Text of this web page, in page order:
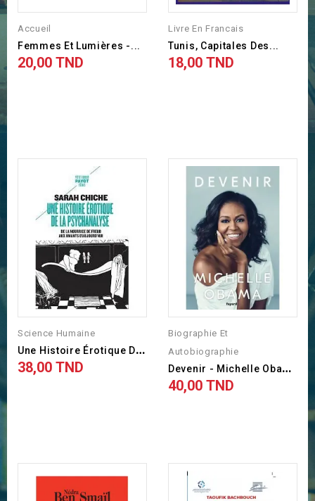
Accueil
Femmes Et Lumières -...
Prix
20,00 TND
Livre En Francais
Tunis, Capitales Des...
Prix
18,00 TND
Science Humaine
U
Ne Histoire Érotique De La...
Prix
38,00 TND
Biographie Et
Autobiographie
D
Evenir - Michelle Obama
Prix
40,00 TND